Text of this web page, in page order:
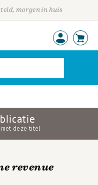
morgen in huis
deze titel
revenue